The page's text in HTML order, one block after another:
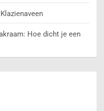
Hoe dicht je een